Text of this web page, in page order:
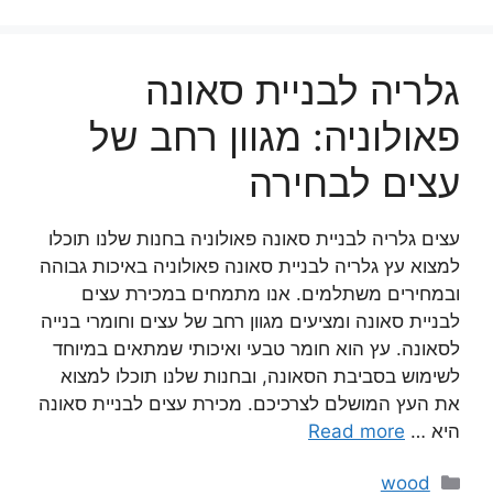
גלריה לבניית סאונה
פאולוניה: מגוון רחב של
עצים לבחירה
עצים גלריה לבניית סאונה פאולוניה בחנות שלנו תוכלו
למצוא עץ גלריה לבניית סאונה פאולוניה באיכות גבוהה
ובמחירים משתלמים. אנו מתמחים במכירת עצים
לבניית סאונה ומציעים מגוון רחב של עצים וחומרי בנייה
לסאונה. עץ הוא חומר טבעי ואיכותי שמתאים במיוחד
לשימוש בסביבת הסאונה, ובחנות שלנו תוכלו למצוא
את העץ המושלם לצרכיכם. מכירת עצים לבניית סאונה
היא … Read more
קטגוריות
wood